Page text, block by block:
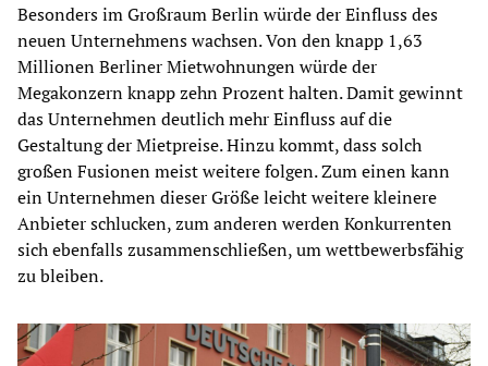
Besonders im Großraum Berlin würde der Einfluss des
neuen Unternehmens wachsen. Von den knapp 1,63
Millionen Berliner Mietwohnungen würde der
Megakonzern knapp zehn Prozent halten. Damit gewinnt
das Unternehmen deutlich mehr Einfluss auf die
Gestaltung der Mietpreise. Hinzu kommt, dass solch
großen Fusionen meist weitere folgen. Zum einen kann
ein Unternehmen dieser Größe leicht weitere kleinere
Anbieter schlucken, zum anderen werden Konkurrenten
sich ebenfalls zusammenschließen, um wettbewerbsfähig
zu bleiben.